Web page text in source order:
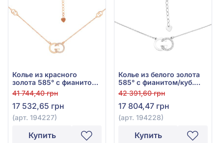
Колье из красного
золота 585° с фианитом,
арт. 194227
41 744,40 грн
17 532,65 грн
(арт. 194227)
Купить
Колье из белого золота
585° с фианитом/куб.
цирконием, арт. 194228
42 391,60 грн
17 804,47 грн
(арт. 194228)
Купить